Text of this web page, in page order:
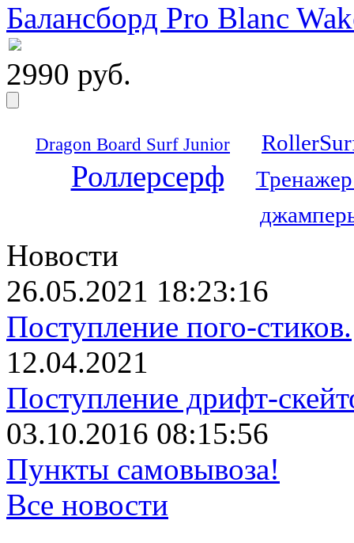
Балансборд Pro Blanc
2990 руб.
Dragon Board Surf Junior
Роллерсерф
Новости
26.05.2021 18:23:16
Поступление пого-стиков.
12.04.2021
Поступление дрифт-
03.10.2016 08:15:56
Пункты самовывоза!
Все новости